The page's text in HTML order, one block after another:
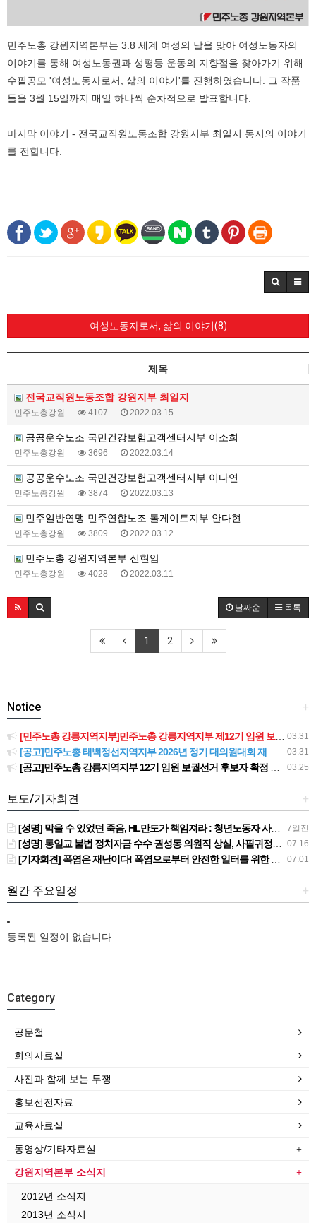
민주노총 강원지역본부는 3.8 세계 여성의 날을 맞아 여성노동자의
이야기를 통해 여성노동권과 성평등 운동의 지향점을 찾아가기 위해
수필공모 '여성노동자로서, 삶의 이야기'를 진행하였습니다. 그 작품
들을 3월 15일까지 매일 하나씩 순차적으로 발표합니다.
마지막 이야기 - 전국교직원노동조합 강원지부 최일지 동지의 이야기
를 전합니다.
여성노동자로서, 삶의 이야기(8)
제목
전국교직원노동조합 강원지부 최일지
민주노총강원 4107 2022.03.15
공공운수노조 국민건강보험고객센터지부 이소희
민주노총강원 3696 2022.03.14
공공운수노조 국민건강보험고객센터지부 이다연
민주노총강원 3874 2022.03.13
민주일반연맹 민주연합노조 톨게이트지부 안다현
민주노총강원 3809 2022.03.12
민주노총 강원지역본부 신현암
민주노총강원 4028 2022.03.11
날짜순 목록
1 2
+
Notice
03.31
[민주노총 강릉지역지부]민주노총 강릉지역지부 제12기 임원 보궐선거결과 공고
03.31
[공고]민주노총 태백정선지역지부 2026년 정기 대의원대회 재소집 건
03.25
[공고]민주노총 강릉지역지부 12기 임원 보궐선거 후보자 확정 공고
+
보도/기자회견
7일전
[성명] 막을 수 있었던 죽음, HL만도가 책임져라 : 청년노동자 사망사고의 철저한 진상규명과 재발방지 대책 마련하라
07.16
[성명] 통일교 불법 정치자금 수수 권성동 의원직 상실, 사필귀정이다
07.01
[기자회견] 폭염은 재난이다! 폭염으로부터 안전한 일터를 위한 민주노총 강원지역본부 폭염감시단 선포 기자회견
+
월간 주요일정
등록된 일정이 없습니다.
Category
공문철
회의자료실
사진과 함께 보는 투쟁
홍보선전자료
교육자료실
동영상/기타자료실
강원지역본부 소식지
2012년 소식지
2013년 소식지